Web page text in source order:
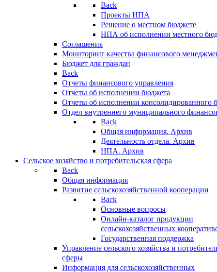
Back
Проекты НПА
Решение о местном бюджете
НПА об исполнении местного
Соглашения
Мониторинг качества финансового
Бюджет для граждан
Back
Отчеты финансового управления
Отчеты об исполнении бюджета
Отчеты об исполнении консолидированного
Отдел внутреннего муниципального
Back
Общая информация. Архив
Деятельность отдела. Архив
НПА. Архив
Сельское хозяйство и потребительская сфера
Back
Общая информация
Развитие сельскохозяйственной кооперации
Back
Основные вопросы
Онлайн-каталог продукции
сельскохозяйственных
Государственная поддержка
Управление сельского хозяйства и
сферы
Информация для сельскохозяйственных